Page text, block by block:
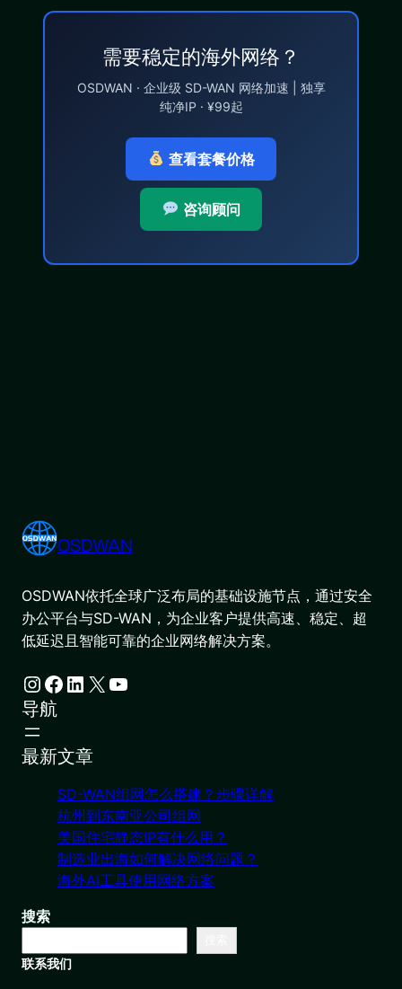
需要稳定的海外网络？
OSDWAN · 企业级 SD-WAN 网络加速 | 独享
纯净IP · ¥99起
查看套餐价格
咨询顾问
OSDWAN
OSDWAN依托全球广泛布局的基础设施节点，通过安全
办公平台与SD-WAN，为企业客户提供高速、稳定、超
低延迟且智能可靠的企业网络解决方案。
Instagram Facebook LinkedIn X YouTube
导航
最新文章
SD-WAN组网怎么搭建？步骤详解
杭州到东南亚公司组网
美国住宅静态IP有什么用？
制造业出海如何解决网络问题？
海外AI工具使用网络方案
搜索
联系我们